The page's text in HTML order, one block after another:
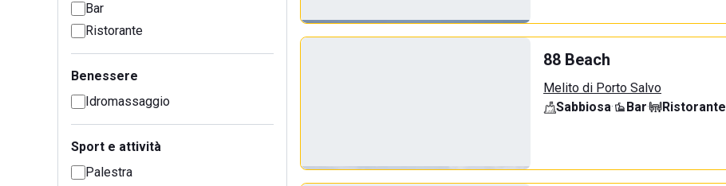
Bar
Ristorante
Benessere
Idromassaggio
Sport e attività
Palestra
88 Beach
Melito di Porto Salvo
Sabbiosa· Bar· Ristorante